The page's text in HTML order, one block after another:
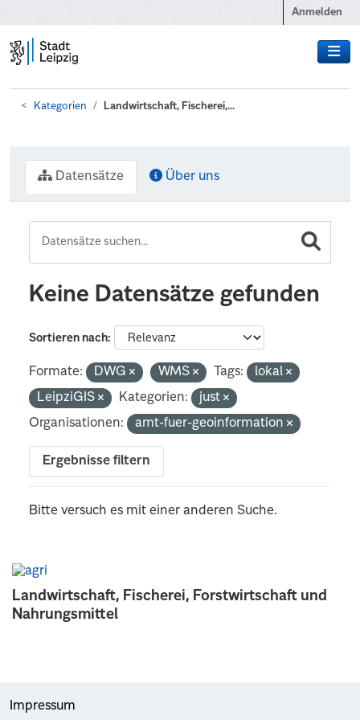
Anmelden
Kategorien Landwirtschaft, Fischerei,...
Landwirtschaft, Fischerei, Forstwirtschaft und
Nahrungsmittel
Datensätze Über uns
Keine Datensätze gefunden
Sortieren nach
Formate: DWG WMS Tags:
lokal
LeipziGIS
Kategorien:
just
Organisationen:
amt-fuer-geoinformation
Ergebnisse filtern
Bitte versuch es mit einer anderen Suche.
Impressum